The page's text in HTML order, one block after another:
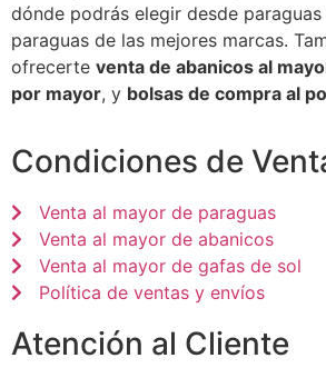
dónde podrás elegir desde
paraguas de las mejores marcas.
ofrecerte venta de abanicos al
por mayor, y bolsas de compra al
Condiciones de
Venta al mayor de paraguas
Venta al mayor de abanicos
Venta al mayor de gafas de sol
Política de ventas y envíos
Atención al Cliente